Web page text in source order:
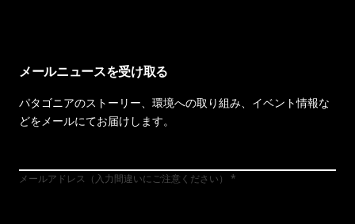
メールニュースを受け取る
パタゴニアのストーリー、環境への取り組み、イベント情報な
どをメールにてお届けします。
メールアドレス（入力間違いにご注意ください）